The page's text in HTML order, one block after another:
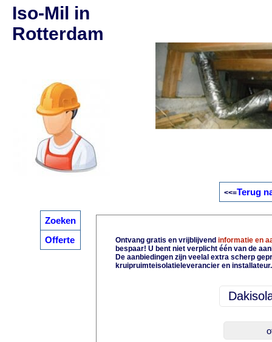
Zoeken
Offerte
Iso-Mil in
Rotterdam
<<=Terug
Ontvang gratis en vrijblijvendinformatie en
bespaar! U bent niet verplicht één van de
De aanbiedingen zijn veelal extra scherp
kruipruimteisolatieleverancier en